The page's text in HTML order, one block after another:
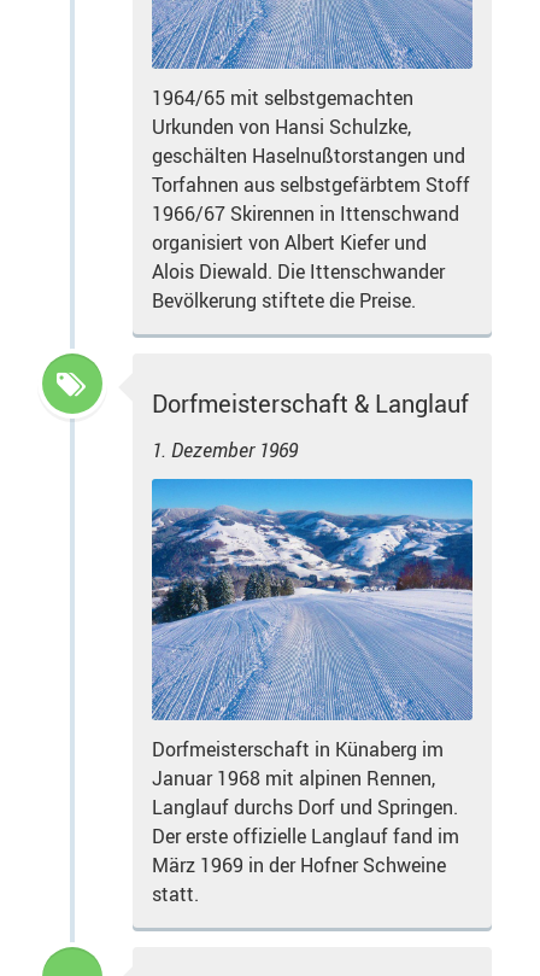
1964/65 mit selbstgemachten
Urkunden von Hansi Schulzke,
geschälten Haselnußtorstangen und
Torfahnen aus selbstgefärbtem Stoff
1966/67 Skirennen in Ittenschwand
organisiert von Albert Kiefer und
Alois Diewald. Die Ittenschwander
Bevölkerung stiftete die Preise.
Dorfmeisterschaft & Langlauf
1. Dezember 1969
Dorfmeisterschaft in Künaberg im
Januar 1968 mit alpinen Rennen,
Langlauf durchs Dorf und Springen.
Der erste offizielle Langlauf fand im
März 1969 in der Hofner Schweine
statt.